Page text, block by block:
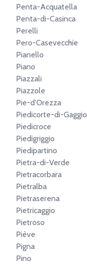
Penta-Acquatella
Penta-di-Casinca
Perelli
Pero-Casevecchie
Pianello
Piano
Piazzali
Piazzole
Pie-d'Orezza
Piedicorte-di-Gaggio
Piedicroce
Piedigriggio
Piedipartino
Pietra-di-Verde
Pietracorbara
Pietralba
Pietraserena
Pietricaggio
Pietroso
Piève
Pigna
Pino